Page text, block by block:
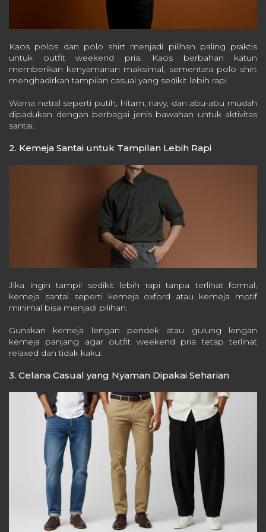
Kaos polos dan polo shirt menjadi pilihan paling praktis
untuk outfit weekend pria. Kaos berbahan katun
memberikan kenyamanan maksimal, sementara polo shirt
menghadirkan tampilan casual yang sedikit lebih rapi.
Warna netral seperti putih, hitam, navy, dan abu-abu mudah
dipadukan dengan berbagai jenis bawahan untuk aktivitas
santai.
2. Kemeja Santai untuk Tampilan Lebih Rapi
Jika ingin tampil sedikit lebih rapi tanpa terlihat formal,
kemeja santai seperti kemeja oxford atau kemeja motif
minimal bisa menjadi pilihan.
Gunakan kemeja lengan pendek atau gulung lengan
kemeja panjang agar outfit weekend pria tetap terlihat
relaxed dan tidak kaku.
3. Celana Casual yang Nyaman Dipakai Seharian